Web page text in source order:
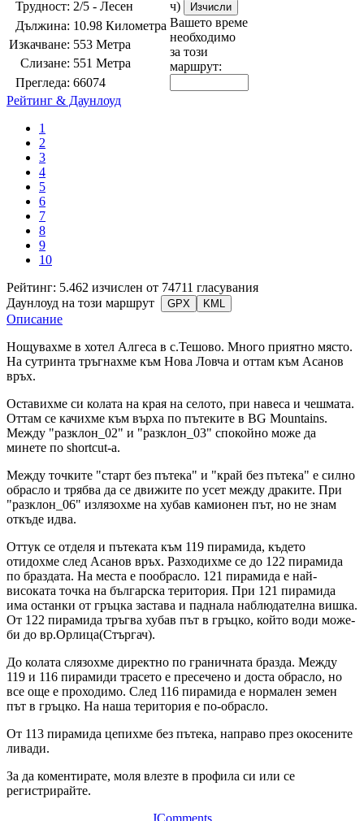
ч)
Вашето време
необходимо
за този
маршрут:
Трудност: 2/5 - Лесен
Дължина: 10.98 Километра
Изкачване: 553 Метра
Слизане: 551 Метра
Прегледа: 66074
Рейтинг & Даунлоуд
1
2
3
4
5
6
7
8
9
10
Рейтинг: 5.462 изчислен от 74711 гласувания
Даунлоуд на този маршрут
GPX KML
Описание
Нощувахме в хотел Алгеса в с.Тешово. Много приятно място.
На сутринта тръгнахме към Нова Ловча и оттам към Асанов
връх.
Оставихме си колата на края на селото, при навеса и чешмата.
Оттам се качихме към върха по пътеките в BG Mountains.
Между "разклон_02" и "разклон_03" спокойно може да
минете по shortcut-a.
Между точките "старт без пътека" и "край без пътека" е силно
обрасло и трябва да се движите по усет между драките. При
"разклон_06" излязохме на хубав камионен път, но не знам
откъде идва.
Оттук се отделя и пътеката към 119 пирамида, където
отидохме след Асанов връх. Разходихме се до 122 пирамида
по браздата. На места е пообрасло. 121 пирамида е най-
високата точка на българска територия. При 121 пирамида
има останки от гръцка застава и паднала наблюдателна вишка.
От 122 пирамида тръгва хубав път в гръцко, който води може-
би до вр.Орлица(Стъргач).
До колата слязохме директно по граничната бразда. Между
119 и 116 пирамиди трасето е пресечено и доста обрасло, но
все още е проходимо. След 116 пирамида е нормален земен
път в гръцко. На наша територия е по-обрасло.
От 113 пирамида цепихме без пътека, направо през окосените
ливади.
За да коментирате, моля влезте в профила си или се
регистрирайте.
JComments